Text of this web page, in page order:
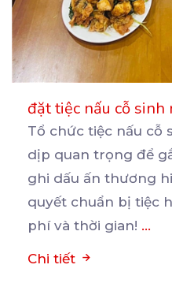
đặt tiệc nấu cỗ sinh
Tổ chức tiệc nấu cỗ
dịp quan trọng để
ghi dấu ấn thương
quyết chuẩn bị tiệc
phí và thời gian! ...
Chi tiết